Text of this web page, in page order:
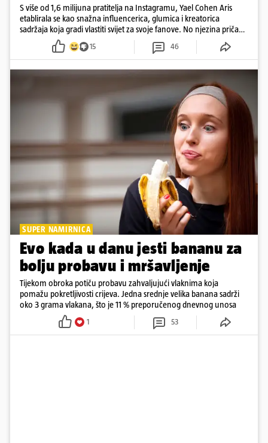
S više od 1,6 milijuna pratitelja na Instagramu, Yael Cohen Aris
etablirala se kao snažna influencerica, glumica i kreatorica
sadržaja koja gradi vlastiti svijet za svoje fanove. No njezina priča
pokazuje da online slava dolazi i s neočekivanim izazovima
15 46
SUPER NAMIRNICA
Evo kada u danu jesti bananu za
bolju probavu i mršavljenje
Tijekom obroka potiču probavu zahvaljujući vlaknima koja
pomažu pokretljivosti crijeva. Jedna srednje velika banana sadrži
oko 3 grama vlakana, što je 11 % preporučenog dnevnog unosa
1 53